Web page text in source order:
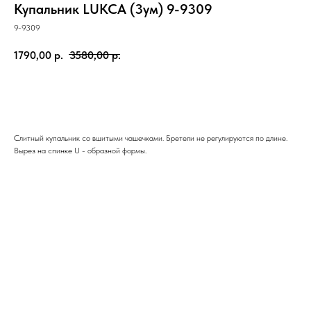
Купальник LUKCA (3ум) 9-9309
9-9309
1790,00 р. 3580,00 р.
Слитный купальник со вшитыми чашечками. Бретели не регулируются по длине.
Вырез на спинке U - образной формы.